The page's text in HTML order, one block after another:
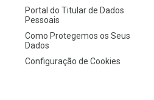
Portal do Titular de Dados
Pessoais
Como Protegemos os Seus
Dados
Configuração de Cookies